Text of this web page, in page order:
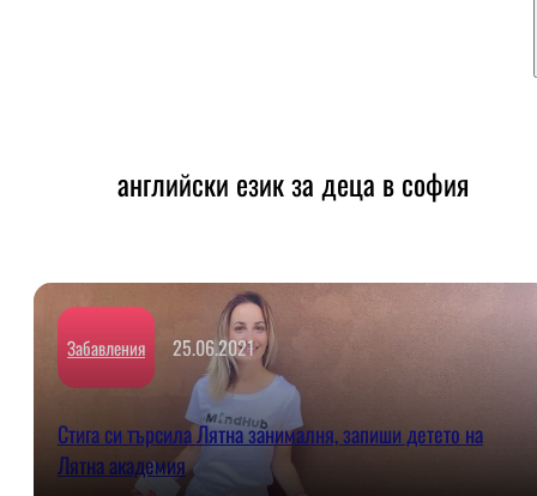
английски език за деца в софия
Забавления 25.06.2021
Стига си търсила Лятна занималня, запиши детето на
Лятна академия